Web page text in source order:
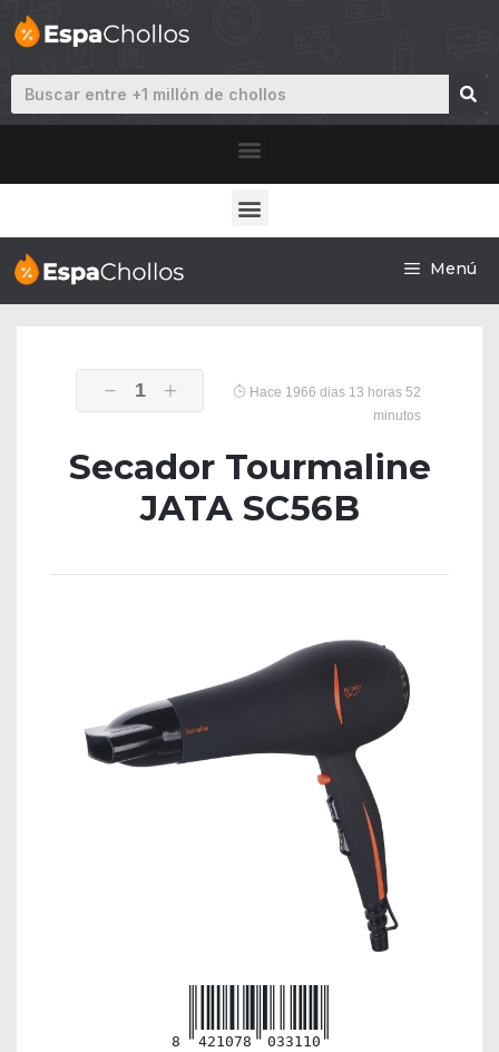
Menú
1
Hace 1966 dias 13 horas 52
minutos
Secador Tourmaline
JATA SC56B
8 421078 033110